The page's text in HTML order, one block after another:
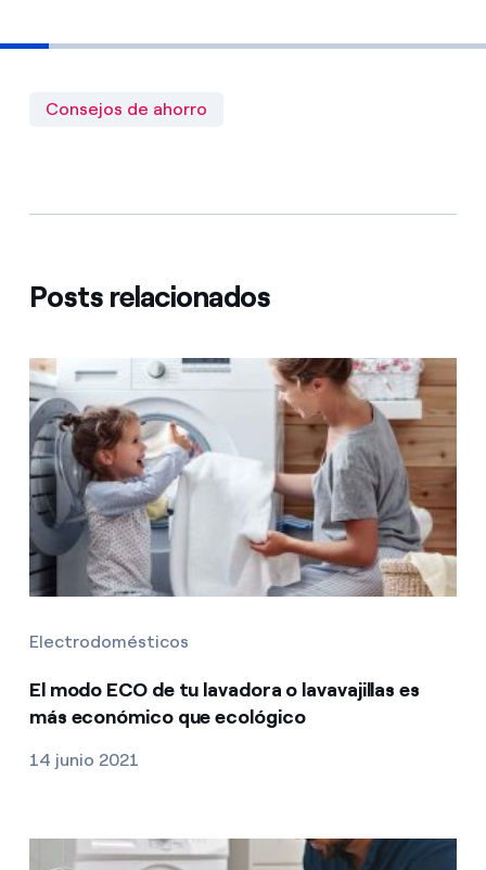
Consejos de ahorro
Posts relacionados
Electrodomésticos
El modo ECO de tu lavadora o lavavajillas es
más económico que ecológico
14 junio 2021